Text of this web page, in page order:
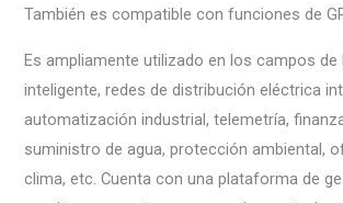
También es compatible con funciones de
Es ampliamente utilizado en los campos de
inteligente, redes de distribución eléctrica
automatización industrial, telemetría,
suministro de agua, protección ambiental,
clima, etc. Cuenta con una plataforma de